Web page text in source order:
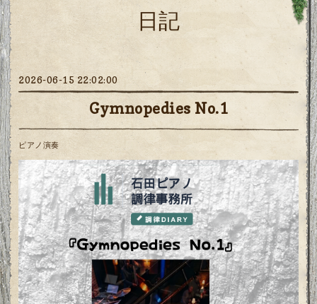
日記
2026-06-15 22:02:00
Gymnopedies No.1
ピアノ演奏